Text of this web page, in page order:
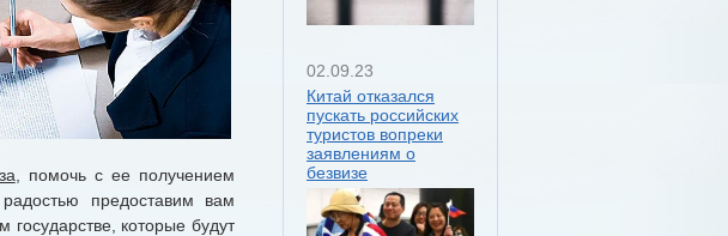
, помочь с ее получением
предоставим вам
государстве, которые будут
02.09.23
Китай отказался
пускать российских
туристов вопреки
заявлениям о
безвизе